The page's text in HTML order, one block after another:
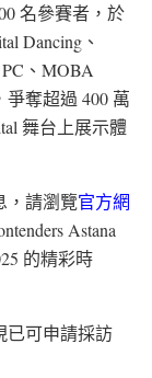
名參賽者，於
Dancing、
、MOBA
爭奪超過 400 萬
舞台上展示體
，請瀏覽官方網
Astana
的精彩時
已可申請採訪